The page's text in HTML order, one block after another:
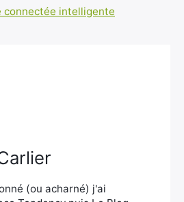
(ou acharné) j'ai